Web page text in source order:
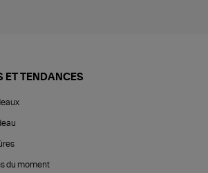
ET TENDANCES
du moment